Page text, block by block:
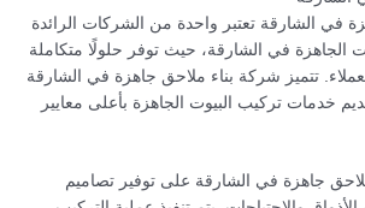
في الشارقة تعتبر واحدة من الشركات الرائدة
الجاهزة في الشارقة، حيث توفر حلولًا متكاملة
تتميز شركة بناء ملاحق جاهزة في الشارقة
خدمات تركيب البيوت الجاهزة بأعلى معايير
جاهزة في الشارقة على توفير تصاميم